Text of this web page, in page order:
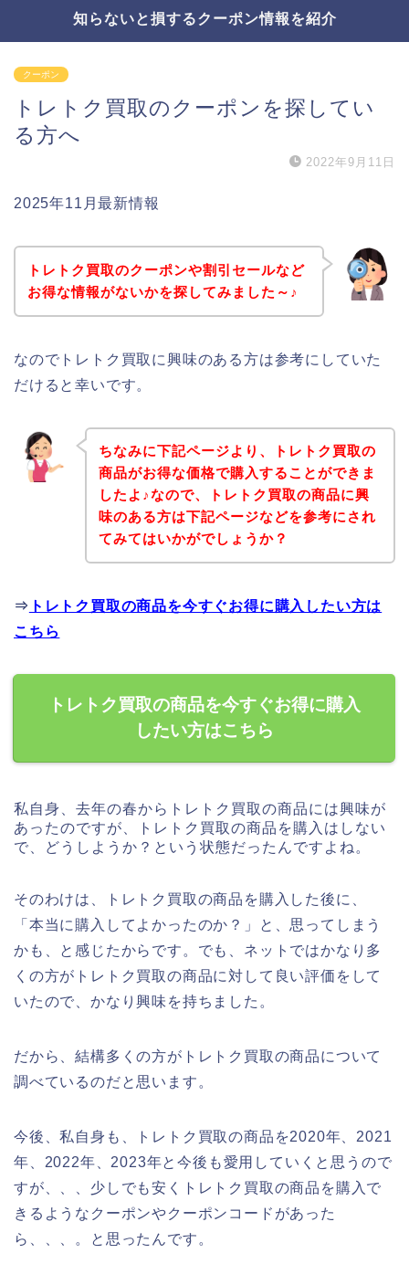
知らないと損するクーポン情報を紹介
クーポン
トレトク買取のクーポンを探してい
る方へ
2022年9月11日
2025年11月最新情報
トレトク買取のクーポンや割引セールなど
お得な情報がないかを探してみました～♪
なのでトレトク買取に興味のある方は参考にしていた
だけると幸いです。
ちなみに下記ページより、トレトク買取の
商品がお得な価格で購入することができま
したよ♪なので、トレトク買取の商品に興
味のある方は下記ページなどを参考にされ
てみてはいかがでしょうか？
⇒ トレトク買取の商品を今すぐお得に購入したい方は
こちら
トレトク買取の商品を今すぐお得に購入
したい方はこちら
私自身、去年の春からトレトク買取の商品には興味が
あったのですが、トレトク買取の商品を購入はしない
で、どうしようか？という状態だったんですよね。
そのわけは、トレトク買取の商品を購入した後に、
「本当に購入してよかったのか？」と、思ってしまう
かも、と感じたからです。でも、ネットではかなり多
くの方がトレトク買取の商品に対して良い評価をして
いたので、かなり興味を持ちました。
だから、結構多くの方がトレトク買取の商品について
調べているのだと思います。
今後、私自身も、トレトク買取の商品を2020年、2021
年、2022年、2023年と今後も愛用していくと思うので
すが、、、少しでも安くトレトク買取の商品を購入で
きるようなクーポンやクーポンコードがあった
ら、、、。と思ったんです。